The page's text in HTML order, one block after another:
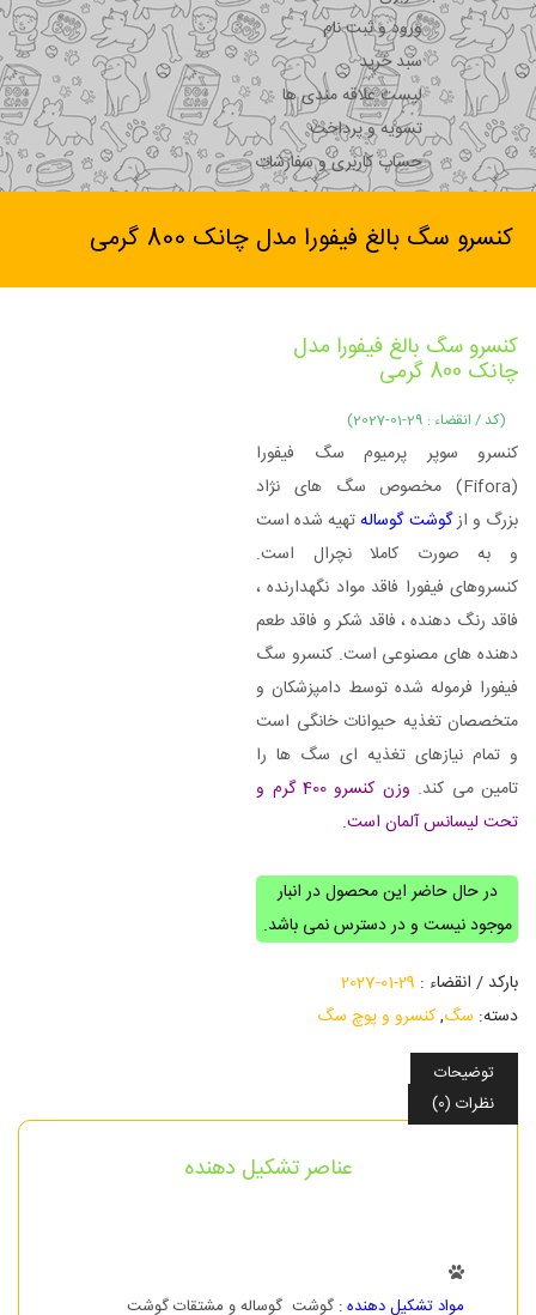
ورود و ثبت نام
سبد خرید
لیست علاقه مندی ها
تسویه و پرداخت
حساب کاربری و سفارشات
کنسرو سگ بالغ فیفورا مدل چانک 800 گرمی
کنسرو سگ بالغ فیفورا مدل
چانک 800 گرمی
(کد / انقضاء : 29-01-2027)
کنسرو سوپر پرمیوم سگ فیفورا
(Fifora) مخصوص سگ های نژاد
بزرگ و ازگوشت گوسالهتهیه شده است
و به صورت کاملا نچرال است.
کنسروهای فیفورا فاقد مواد نگهدارنده ،
فاقد رنگ دهنده ، فاقد شکر و فاقد طعم
دهنده های مصنوعی است. کنسرو سگ
فیفورا فرموله شده توسط دامپزشکان و
متخصصان تغذیه حیوانات خانگی است
و تمام نیازهای تغذیه ای سگ ها را
تامین می کند.
وزن کنسرو 400 گرم و
تحت لیسانس آلمان است.
در حال حاضر این محصول در انبار
موجود نیست و در دسترس نمی باشد.
بارکد / انقضاء : 29-01-2027
دسته: سگ,کنسرو و پوچ سگ
توضیحات
نظرات (0)
عناصر تشکیل دهنده
مواد تشکیل دهنده : گوشت گوساله و مشتقات گوشت